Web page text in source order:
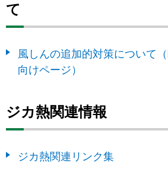
て
風しんの追加的対策について
向けページ）
ジカ熱関連情報
ジカ熱関連リンク集